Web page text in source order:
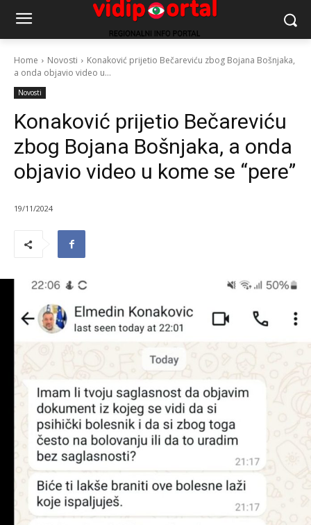
Home Novosti
Konaković prijetio Bečareviću zbog Bojana Bošnjaka,
a onda objavio video u...
Novosti
Konaković prijetio Bečareviću
zbog Bojana Bošnjaka, a onda
objavio video u kome se “pere”
19/11/2024